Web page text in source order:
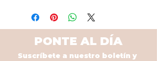
PONTE AL DÍA
Suscríbete a nuestro boletín y